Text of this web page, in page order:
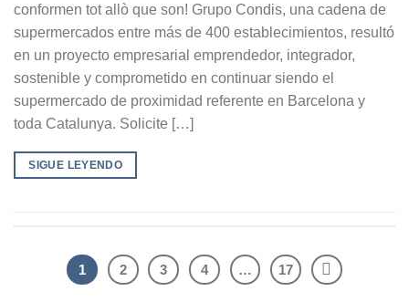
conformen tot allò que son! Grupo Condis, una cadena de
supermercados entre más de 400 establecimientos, resultó
en un proyecto empresarial emprendedor, integrador,
sostenible y comprometido en continuar siendo el
supermercado de proximidad referente en Barcelona y
toda Catalunya. Solicite […]
SIGUE LEYENDO
1 2 3 4 … 17